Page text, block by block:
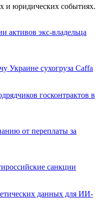
и юридических событиях.
активов экс-владельца
Украине сухогруза Caffa
госконтрактов в
от переплаты за
санкции
данных для ИИ-